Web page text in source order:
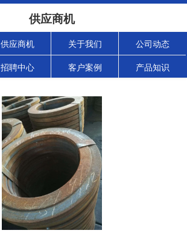
供应商机
供应商机 关于我们 公司动态
招聘中心 客户案例 产品知识